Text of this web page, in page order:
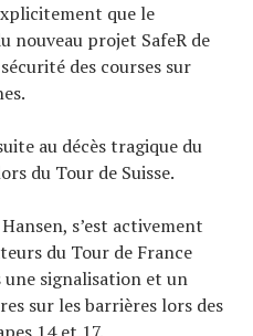
que le
nouveau projet SafeR de
des courses sur
au décès tragique du
du Tour de Suisse.
s’est activement
du Tour de France
une signalisation et un
sur les barrières lors des